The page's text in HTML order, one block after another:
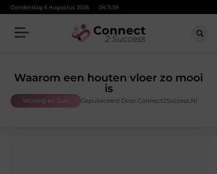
Donderdag 6 Augustus 2026 04:12:00
Waarom een houten vloer zo mooi
is
Woning en Tuin Gepubliceerd Door Connect2Success.nl